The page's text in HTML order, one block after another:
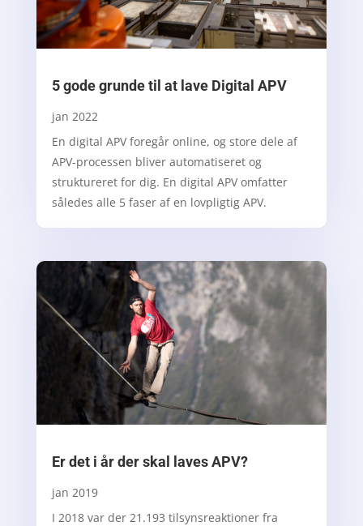
5 gode grunde til at lave Digital APV
jan 2022
En digital APV foregår online, og store dele af
APV-processen bliver automatiseret og
struktureret for dig. En digital APV omfatter
således alle 5 faser af en lovpligtig APV.
Er det i år der skal laves APV?
jan 2019
I 2018 var der 21.193 tilsynsreaktioner fra